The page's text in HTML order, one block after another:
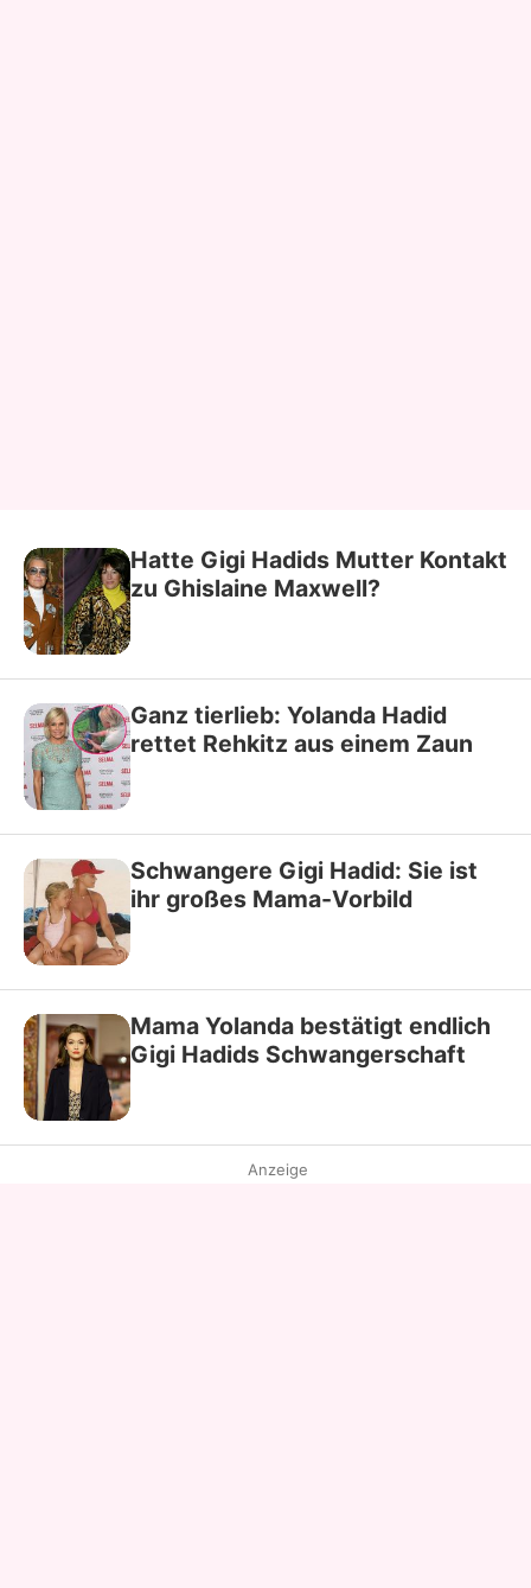
Hatte Gigi Hadids Mutter Kontakt
zu Ghislaine Maxwell?
Ganz tierlieb: Yolanda Hadid
rettet Rehkitz aus einem Zaun
Schwangere Gigi Hadid: Sie ist
ihr großes Mama-Vorbild
Mama Yolanda bestätigt endlich
Gigi Hadids Schwangerschaft
Anzeige